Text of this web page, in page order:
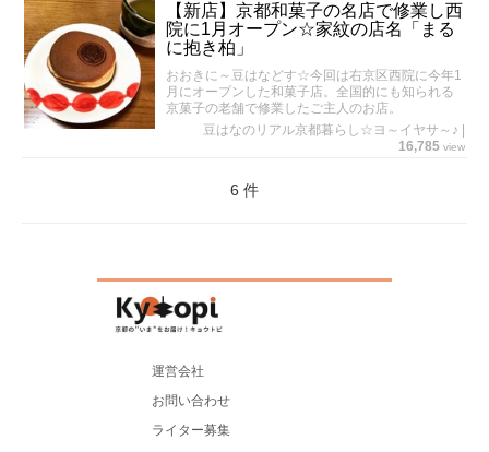
【新店】京都和菓子の名店で修業し西
院に1月オープン☆家紋の店名「まる
に抱き柏」
おおきに～豆はなどす☆今回は右京区西院に今年1
月にオープンした和菓子店。全国的にも知られる
京菓子の老舗で修業したご主人のお店。
豆はなのリアル京都暮らし☆ヨ～イヤサ～♪
16,785 view
6 件
運営会社
お問い合わせ
ライター募集